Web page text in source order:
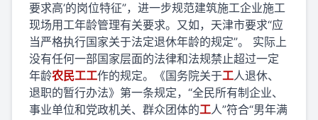
要求高’的岗位特征”，进一步规范建筑施工企业施工
现场用工年龄管理有关要求。又如，天津市要求“应
当严格执行国家关于法定退休年龄的规定”。 实际上
没有任何一部国家层面的法律和法规禁止超过一定
年龄农民工工作的规定。《国务院关于工人退休、
退职的暂行办法》第一条规定，“全民所有制企业、
事业单位和党政机关、群众团体的工人”符合“男年满